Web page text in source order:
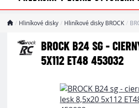
Hliníkové disky Hliníkové disky BROCK
BROCK B24 SG -
5X112 ET48 453032